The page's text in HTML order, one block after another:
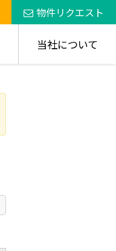
物件リクエスト
当社について